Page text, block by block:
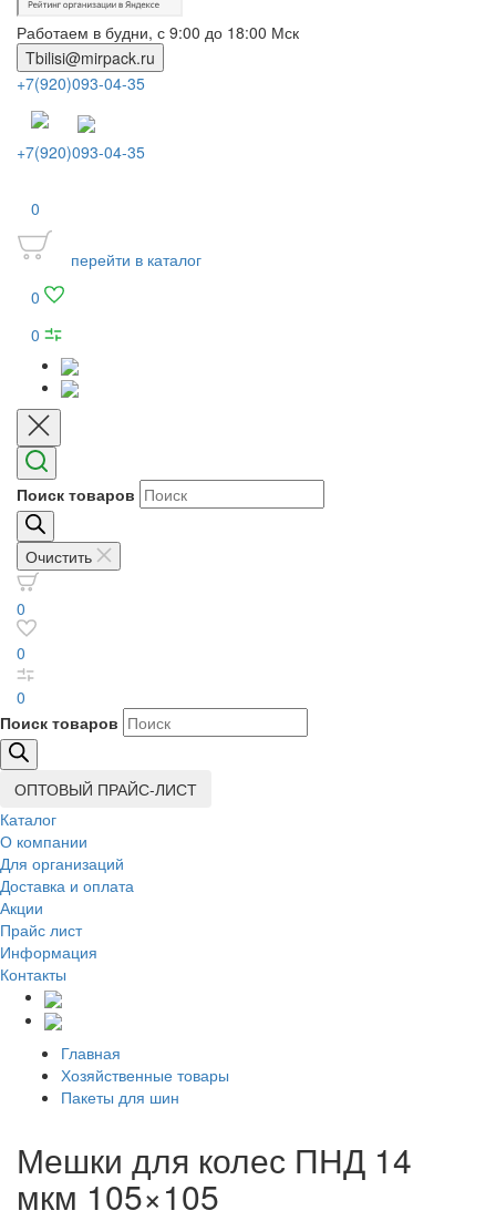
Работаем в будни, с 9:00 до 18:00 Мск
Tbilisi@mirpack.ru
+7(920)093-04-35
+7(920)093-04-35
0
перейти в каталог
0
0
Поиск товаров
Очистить
0
0
0
Поиск товаров
ОПТОВЫЙ ПРАЙС-ЛИСТ
Каталог
О компании
Для организаций
Доставка и оплата
Акции
Прайс лист
Информация
Контакты
Главная
Хозяйственные товары
Пакеты для шин
Мешки для колес ПНД 14
мкм 105×105